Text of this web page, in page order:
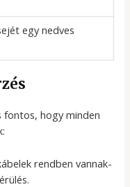
egy nedves
fontos, hogy minden
rendben vannak-